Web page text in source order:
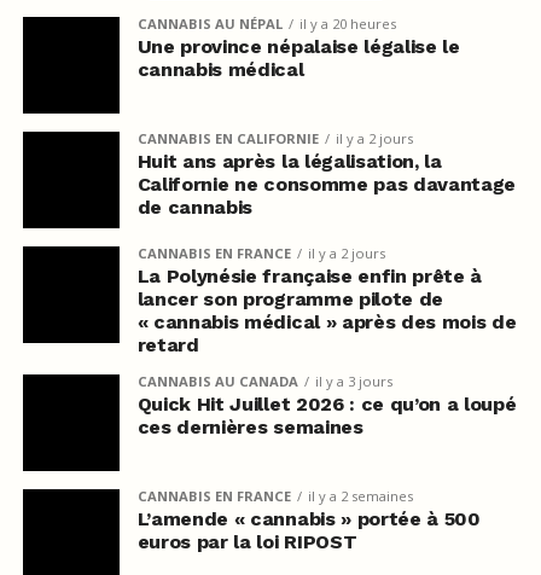
CANNABIS AU NÉPAL il y a 20 heures
Une province népalaise légalise le
cannabis médical
CANNABIS EN CALIFORNIE il y a 2 jours
Huit ans après la légalisation, la
Californie ne consomme pas davantage
de cannabis
CANNABIS EN FRANCE il y a 2 jours
La Polynésie française enfin prête à
lancer son programme pilote de
« cannabis médical » après des mois de
retard
CANNABIS AU CANADA il y a 3 jours
Quick Hit Juillet 2026 : ce qu’on a loupé
ces dernières semaines
CANNABIS EN FRANCE il y a 2 semaines
L’amende « cannabis » portée à 500
euros par la loi RIPOST